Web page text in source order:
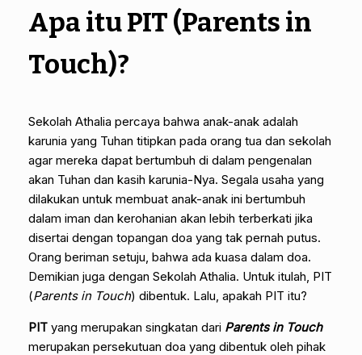
Apa itu PIT (Parents in
Touch)?
Sekolah Athalia percaya bahwa anak-anak adalah
karunia yang Tuhan titipkan pada orang tua dan sekolah
agar mereka dapat bertumbuh di dalam pengenalan
akan Tuhan dan kasih karunia-Nya. Segala usaha yang
dilakukan untuk membuat anak-anak ini bertumbuh
dalam iman dan kerohanian akan lebih terberkati jika
disertai dengan topangan doa yang tak pernah putus.
Orang beriman setuju, bahwa ada kuasa dalam doa.
Demikian juga dengan Sekolah Athalia. Untuk itulah, PIT
(Parents in Touch) dibentuk. Lalu, apakah PIT itu?
PIT yang merupakan singkatan dari Parents in Touch
merupakan persekutuan doa yang dibentuk oleh pihak